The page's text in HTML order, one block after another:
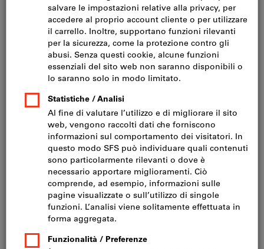
Fare clic per ingrandire l‘immagine